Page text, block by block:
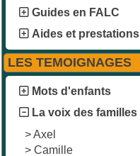
Guides en FALC
Aides et prestations
LES TEMOIGNAGES
Mots d'enfants
La voix des familles
>Axel
> Camille